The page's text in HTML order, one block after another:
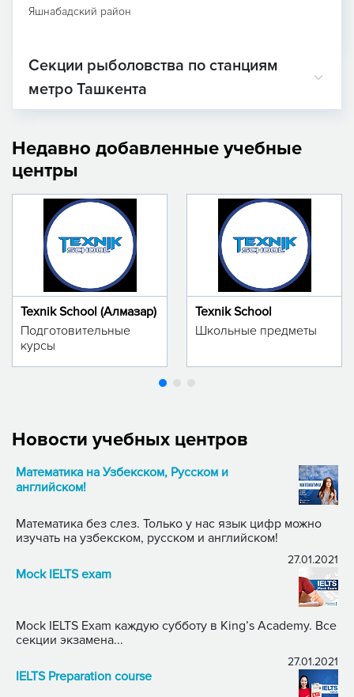
Яшнабадский район
Секции рыболовства по станциям
метро Ташкента
Недавно добавленные учебные
центры
Texnik School (Алмазар)
Подготовительные
курсы
Texnik School
Школьные предметы
Новости учебных центров
Математика на Узбекском, Русском и
английском!
Математика без слез. Только у нас язык цифр можно
изучать на узбекском, русском и английском!
27.01.2021
Mock IELTS exam
Mock IELTS Exam каждую субботу в King’s Academy. Все
секции экзамена...
27.01.2021
IELTS Preparation course